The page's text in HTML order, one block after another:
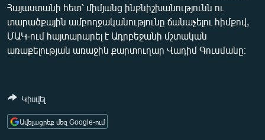
ՏՏ ԵՒ ԻՆՏԵՐՆԵՏ
ԿՈՐՈՆԱՎԻՐՈՒՍ
ԱՐԽԻՎ
ԲԱՆԱՎԵՃ
ՁԳՏԵԼՈՎ ԼԱՎԱԳՈՒՅՆԻՆ
Հայաստանի հետ՝ միմյանց ինքնիշխանությունն ու
տարածքային ամբողջականությունը ճանաչելու հիմքով,
ՄԱԿ-ում հայտարարել է Ադրբեջանի մշտական
առաքելության առաջին քարտուղար Վադիմ Գուսմանը։
Կիսվել
Ավելացրեք մեզ Google-ում